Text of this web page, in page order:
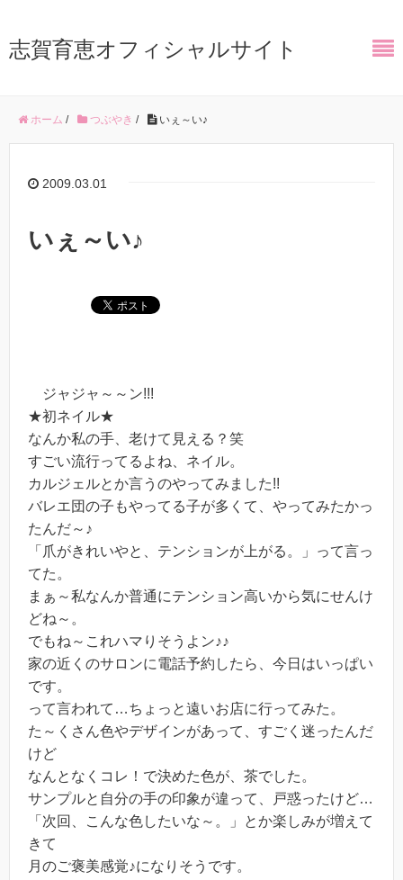
志賀育恵オフィシャルサイト
ホーム / つぶやき / いぇ～い♪
2009.03.01
いぇ～い♪
ジャジャ～～ン!!!
★初ネイル★
なんか私の手、老けて見える？笑
すごい流行ってるよね、ネイル。
カルジェルとか言うのやってみました!!
バレエ団の子もやってる子が多くて、やってみたかっ
たんだ～♪
「爪がきれいやと、テンションが上がる。」って言っ
てた。
まぁ～私なんか普通にテンション高いから気にせんけ
どね～。
でもね～これハマりそうよン♪♪
家の近くのサロンに電話予約したら、今日はいっぱい
です。
って言われて…ちょっと遠いお店に行ってみた。
た～くさん色やデザインがあって、すごく迷ったんだ
けど
なんとなくコレ！で決めた色が、茶でした。
サンプルと自分の手の印象が違って、戸惑ったけど…
「次回、こんな色したいな～。」とか楽しみが増えて
きて
月のご褒美感覚♪になりそうです。